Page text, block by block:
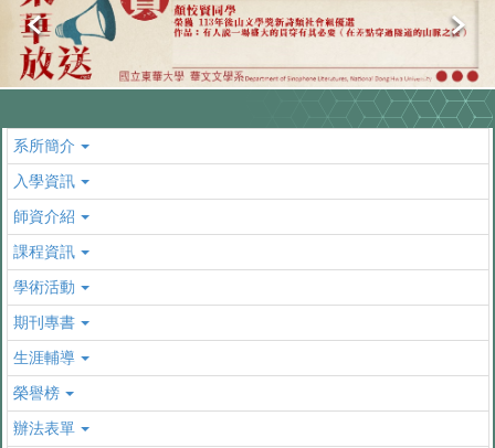
系所簡介
入學資訊
師資介紹
課程資訊
學術活動
期刊專書
生涯輔導
榮譽榜
辦法表單